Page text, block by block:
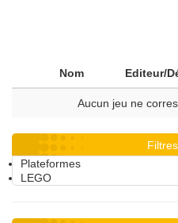
Nom Editeur/
Aucun jeu ne
Plateformes
LEGO